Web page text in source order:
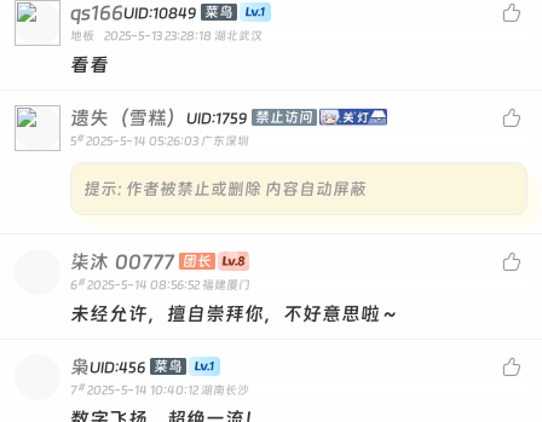

qs166UID:10849 菜鸟
地板 2025-5-13 23:28:18 湖北武汉
看看

遗失（雪糕） UID:1759 禁止访问
5# 2025-5-14 05:26:03 广东深圳
提示: 作者被禁止或删除 内容自动屏蔽

柒沐 00777 团长
6# 2025-5-14 08:56:52 福建厦门
未经允许，擅自崇拜你，不好意思啦～

枭UID:456 菜鸟
7# 2025-5-14 10:40:12 湖南长沙